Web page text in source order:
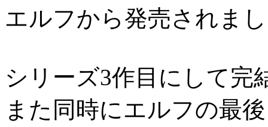
エルフから発売されま
シリーズ3作目にして完
また同時にエルフの最